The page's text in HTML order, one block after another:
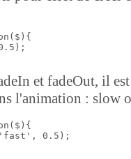
et fadeOut, il
l'animation : slow